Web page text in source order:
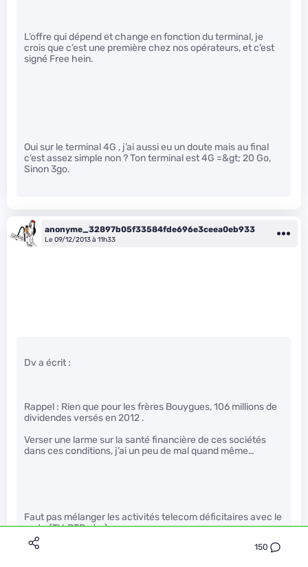
150
L’offre qui dépend et change en fonction du terminal, je
crois que c’est une première chez nos opérateurs, et c’est
signé Free hein.
Oui sur le terminal 4G , j’ai aussi eu un doute mais au final
c’est assez simple non ? Ton terminal est 4G =&gt; 20 Go,
Sinon 3go.
anonyme_32897b05f33584fde696e3ceea0eb933
Le 09/12/2013 à 11h33
Dv a écrit :
Rappel : Rien que pour les frères Bouygues, 106 millions de
dividendes versés en 2012 .
Verser une larme sur la santé financière de ces sociétés
dans ces conditions, j’ai un peu de mal quand même…
Faut pas mélanger les activités telecom déficitaires avec le
reste (TV, BTP etc.)